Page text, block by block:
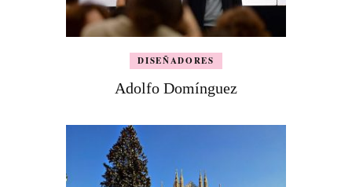
DISEÑADORES
Adolfo Domínguez